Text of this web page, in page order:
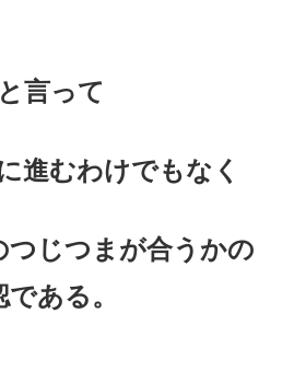
言って
進むわけでもなく
つじつまが合うかの
ある。